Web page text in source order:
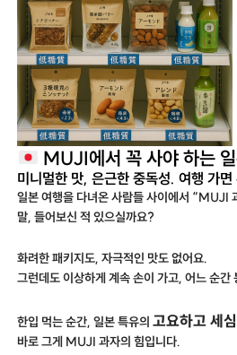
MUJI에서 꼭 사야 하는
미니멀한 맛, 은근한 중독성. 여행 가
일본 여행을 다녀온 사람들 사이에서 “MUJI
말, 들어보신 적 있으실까요?
화려한 패키지도, 자극적인 맛도 없어요.
그런데도 이상하게 계속 손이 가고, 어느 순간
한입 먹는 순간, 일본 특유의고요하고 세
바로 그게 MUJI 과자의 힘입니다.